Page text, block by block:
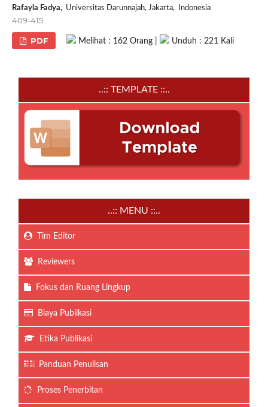
Rafayla Fadya,Universitas Darunnajah, Jakarta, Indonesia
409-415
PDF Melihat : 162 Orang | Unduh : 221 Kali
..:: TEMPLATE ::..
..:: MENU ::..
Tim Editor
Reviewers
Fokus dan Ruang Lingkup
Biaya Publikasi
Etika Publikasi
Panduan Penulisan
Proses Penerbitan